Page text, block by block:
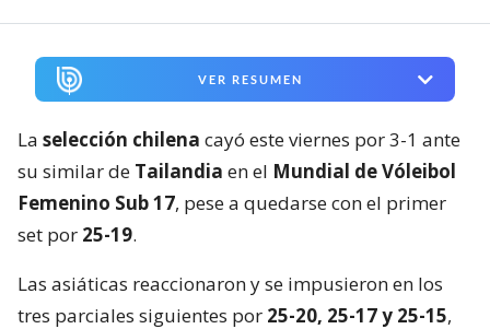
VER RESUMEN
La selección chilena cayó este viernes por 3-1 ante
su similar de Tailandia en el Mundial de Vóleibol
Femenino Sub 17, pese a quedarse con el primer
set por 25-19.
Las asiáticas reaccionaron y se impusieron en los
tres parciales siguientes por 25-20, 25-17 y 25-15,